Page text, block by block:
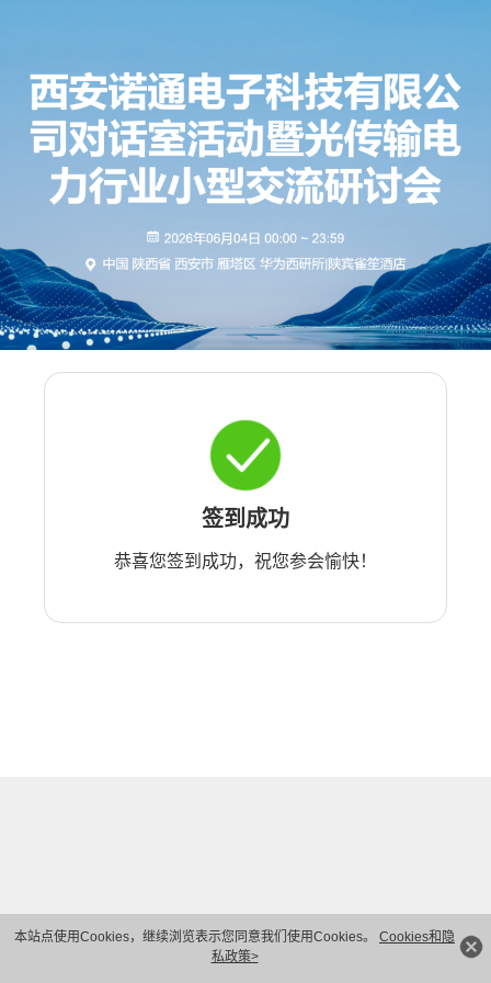
本站点使用Cookies，继续浏览表示您同意我们使用Cookies。 Cookies和隐
私政策>
签到成功
恭喜您签到成功，祝您参会愉快！